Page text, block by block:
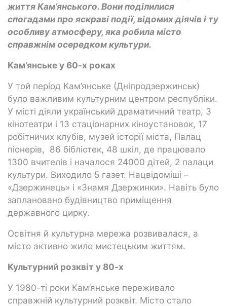
життя Кам’янського. Вони поділилися
спогадами про яскраві події, відомих діячів і ту
особливу атмосферу, яка робила місто
справжнім осередком культури.
Кам’янське у 60-х роках
У той період Кам’янське (Дніпродзержинськ)
було важливим культурним центром республіки.
У місті діяли український драматичний театр, 3
кінотеатри і 13 стаціонарних кіноустановок, 17
робітничих клубів, музей історії міста, Палац
піонерів, 86 бібліотек, 48 шкіл, де працювало
1300 вчителів і началося 24000 дітей, 2 палаци
культури. Виходило 5 газет. Нацвідоміші –
«Дзержинець» і «Знамя Дзержинки». Навіть було
заплановано будівництво приміщення
державного цирку.
Освітня й культурна мережа розвивалася, а
місто активно жило мистецьким життям.
Культурний розквіт у 80-х
У 1980-ті роки Кам’янське переживало
справжній культурний розквіт. Місто стало